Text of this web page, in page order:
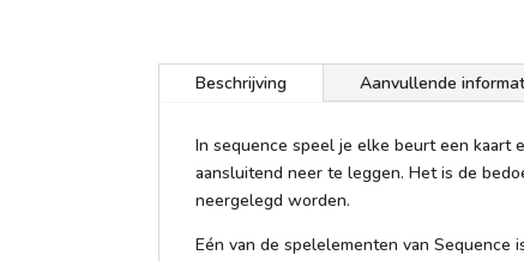
Beschrijving Aanvullende
In sequence speel je elke beurt een kaart
aansluitend neer te leggen. Het is de
neergelegd worden.
Eén van de spelelementen van